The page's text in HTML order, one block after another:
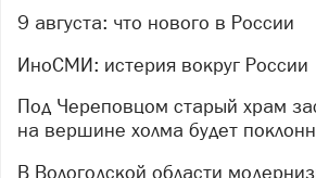
9 августа: что нового в России
ИноСМИ: истерия вокруг России
Под Череповцом старый храм засыпали землей,
на вершине холма будет
В Вологодской области модернизируют 42